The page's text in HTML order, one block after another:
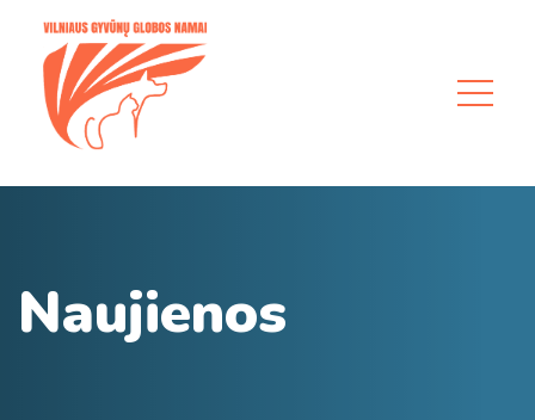
Naujienos